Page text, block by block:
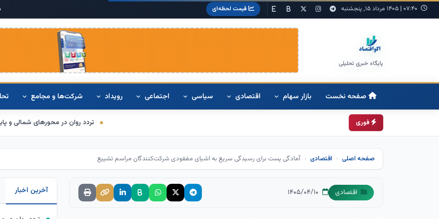
۰۷:۴۰ | ۱۴۰۵ مرداد ۱۵, پنجشنبه قیمت لحظه‌ای
پایگاه خبری تحلیلی
صفحه نخست بازار سهام اقتصادی سیاسی اجتماعی رویداد شرکت‌ها و مجامع
فوری تردد روان در محورهای شمالی و پایانه‌های مرزی اربعین
صفحه اصلی اقتصادی آمادگی پست برای رسیدگی سریع به اشیای مفقودی شرکت‌کنندگان مراسم تشییع
اقتصادی آخرین اخبار